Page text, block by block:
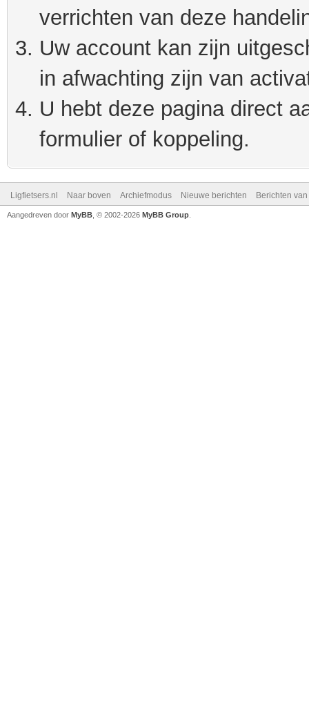
verrichten van deze
Uw account kan zijn
in afwachting zijn van
U hebt deze pagina direct
formulier of koppeling.
Ligfietsers.nl Naar boven Archiefmodus Nieuwe berichten Berichten
Aangedreven door MyBB , © 2002-2026 MyBB Group